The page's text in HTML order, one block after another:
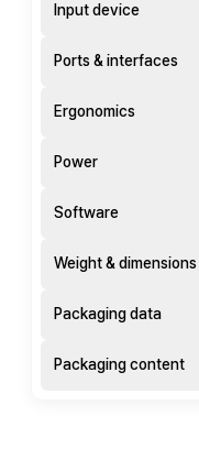
Input device
Ports & interfaces
Ergonomics
Power
Software
Weight & dimensions
Packaging data
Packaging content